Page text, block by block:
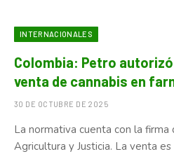
INTERNACIONALES
Colombia: Petro
venta de cannabis en
30 DE OCTUBRE DE 2025
La normativa cuenta con la firma
Agricultura y Justicia. La venta